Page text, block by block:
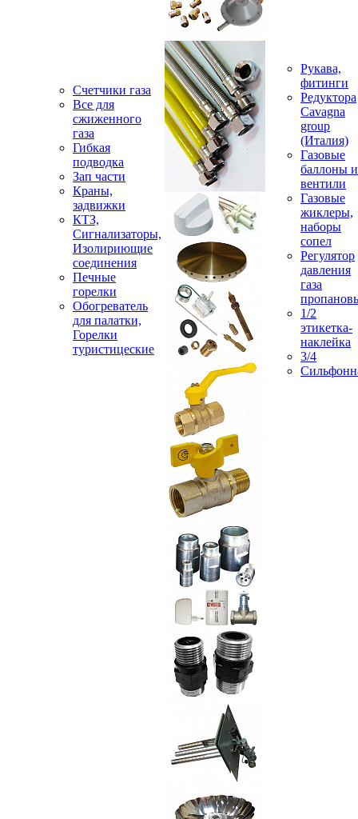
Счетчики газа
Все для
сжиженного
газа
Гибкая
подводка
Зап части
Краны,
задвижки
КТЗ,
Сигнализаторы,
Изолириющие
соединения
Печные
горелки
Обогреватель
для палатки,
Горелки
туристицеские
Рукава,
фитинги
Редуктора
Cavagna
group
(Италия)
Газовые
баллоны и
вентили
Газовые
жиклеры,
наборы
сопел
Регулятор
давления
газа
1/2
этикетка-
наклейка
3/4